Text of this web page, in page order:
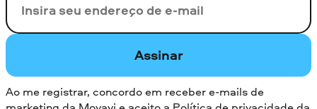
Seu e-mail
Assinar
Ao me registrar, concordo em receber e-mails de